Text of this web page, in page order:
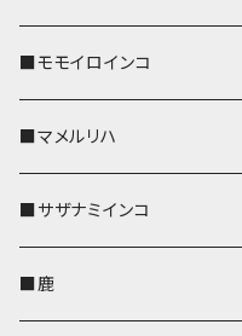
ポシェット・バッグ
帆布・デニム
KONBU
Apple Watchバンド
ポーチ
レザートレイ
ポシェット・バッグ
帆布・デニム
KONBU
ポーチ
コインケース
AppleWatchバンド
ポシェット・バッグ
帆布・デニム
KONBU
ポーチ
コインケース
メガネケース
IDカードホルダー
ポーチ
ポシェット・バッグ
帆布・デニム
キーケース
ストラップ付
メガネケース
コインケース
ポシェット・バッグ
帆布・デニム
キーケース
リール付きストラップ
リールのみ
ストラップ付
キーケース
メガネケース
コインケース
リールのみ
ストラップ付
レザートレイ
パスケース
IDカードホルダー
キーケース
リール付きストラップ
リールのみ
ストラップ付
パスケース
IDカードホルダー
キーケース
キーホルダー
パスケース
リール付きストラップ
リールのみ
IDカードホルダー
キーカバー
AppleWatchバンド
キーホルダー・チャーム
パスケース
■モモイロインコ
キーカバー
キーホルダー
リール付きストラップ
■マメルリハ
レザートレイ
キーカバー
■サザナミインコ
キーカバー
■鹿